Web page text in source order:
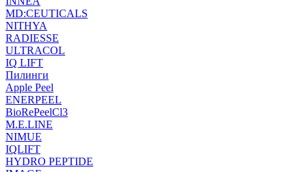
MD:CEUTICALS
NITHYA
RADIESSE
ULTRACOL
IQ LIFT
Пилинги
Apple Peel
ENERPEEL
BioRePeelCl3
M.E.LINE
NIMUE
IQLIFT
HYDRO PEPTIDE